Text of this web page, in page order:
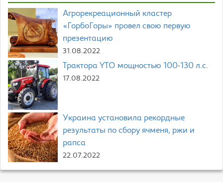
Агрорекреационный кластер
«ГорбоГоры» провел свою первую
презентацию
31.08.2022
Трактора YTO мощностью 100-130 л.с.
17.08.2022
Украина установила рекордные
результаты по сбору ячменя, ржи и
рапса
22.07.2022